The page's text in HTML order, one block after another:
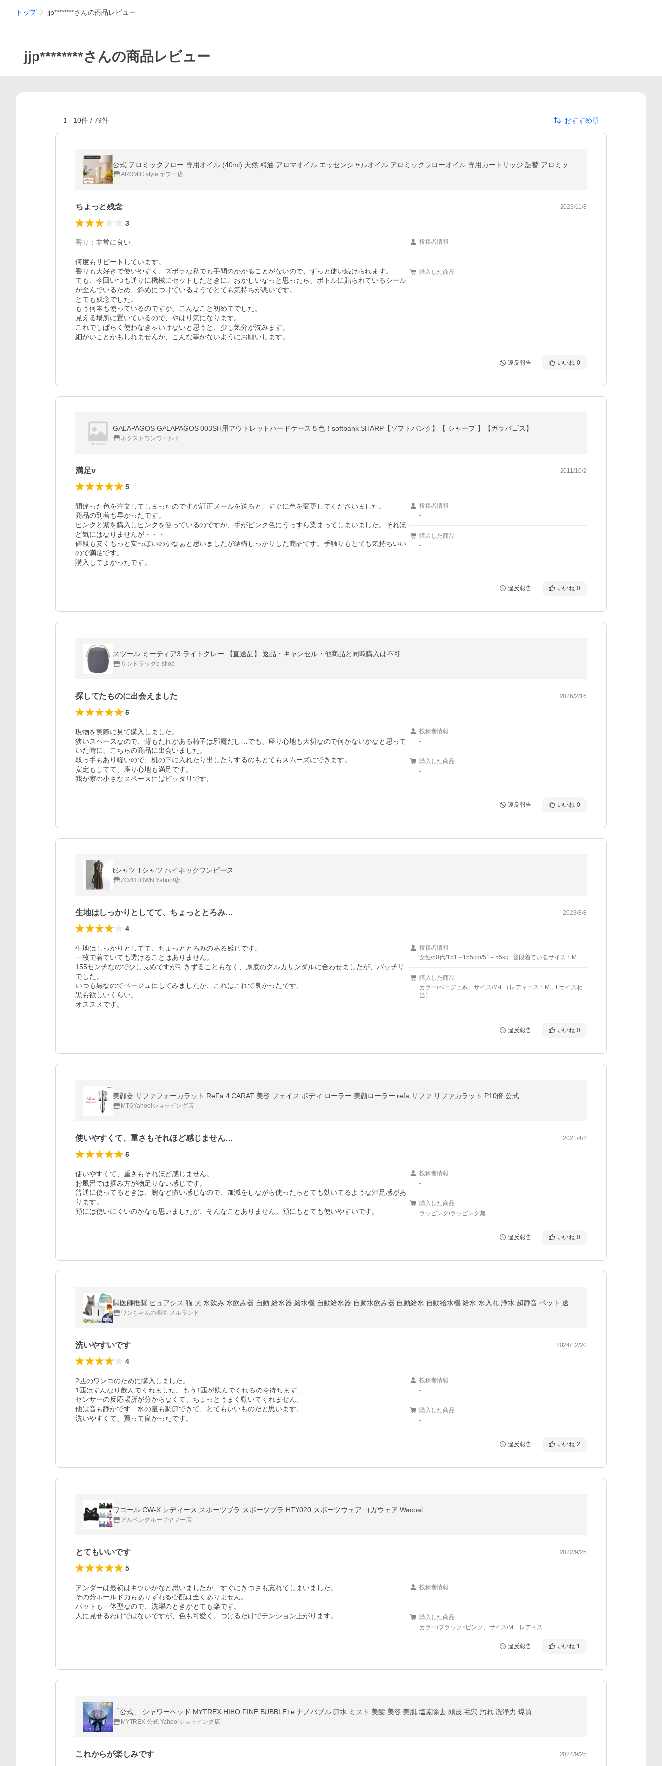
トップ jjp********さんの商品レビュー
jjp********さんの商品レビュー
1 - 10件 / 79件 おすすめ順
AROMIC style ヤフー店
ちょっと残念 2023/11/8
3
香り ： 非常に良い
何度もリピートしています。
香りも大好きで使いやすく、ズボラな私でも手間のかかることがないので、ずっと使い続けられます。
ても、今回いつも通りに機械にセットしたときに、おかしいなっと思ったら、ボトルに貼られているシール
が歪んでいるため、斜めにつけているようでとても気持ちが悪いです。
とても残念でした。
もう何本も使っているのですが、こんなこと初めてでした。
見える場所に置いているので、やはり気になります。
これでしぱらく使わなきゃいけないと思うと、少し気分が沈みます。
細かいことかもしれませんが、こんな事がないようにお願いします。
投稿者情報
-
購入した商品
-
違反報告 いいね 0
GALAPAGOS GALAPAGOS 003SH用アウトレットハードケース５色！softbank SHARP【ソフトバンク】【 シャープ 】【ガラパゴス】
ネクストワンワールド
満足v 2011/10/2
5
間違った色を注文してしまったのですが訂正メールを送ると、すぐに色を変更してくださいました。
商品の到着も早かったです。
ピンクと紫を購入しピンクを使っているのですが、手がピンク色にうっすら染まってしまいました。それほ
ど気にはなりませんが・・・
値段も安くもっと安っぽいのかなぁと思いましたが結構しっかりした商品です。手触りもとても気持ちいい
ので満足です。
購入してよかったです。
投稿者情報
-
購入した商品
-
違反報告 いいね 0
スツール ミーティア3 ライトグレー 【直送品】 返品・キャンセル・他商品と同時購入は不可
サンドラッグe-shop
探してたものに出会えました 2026/2/16
5
現物を実際に見て購入しました。
狭いスペースなので、背もたれがある椅子は邪魔だし…でも、座り心地も大切なので何かないかなと思って
いた時に、こちらの商品に出会いました。
取っ手もあり軽いので、机の下に入れたり出したりするのもとてもスムーズにできます。
安定もしてて、座り心地も満足です。
我が家の小さなスペースにはピッタリです。
投稿者情報
-
購入した商品
-
違反報告 いいね 0
tシャツ Tシャツ ハイネックワンピース
ZOZOTOWN Yahoo!店
生地はしっかりとしてて、ちょっととろみ… 2023/8/8
4
生地はしっかりとしてて、ちょっととろみのある感じです。
一枚で着ていても透けることはありません。
155センチなので少し長めですが引きずることもなく、厚底のグルカサンダルに合わせましたが、バッチリ
でした。
いつも黒なのでベージュにしてみましたが、これはこれで良かったです。
黒も欲しいくらい。
オススメです。
投稿者情報
女性/50代/151～155cm/51～55kg
普段着ているサイズ：M
購入した商品
カラー/ベージュ系、サイズ/M-L（レディース：M，Lサイズ相
当）
違反報告 いいね 0
美顔器 リファフォーカラット ReFa 4 CARAT 美容 フェイス ボディ ローラー 美顔ローラー refa リファ リファカラット P10倍 公式
MTGYahoo!ショッピング店
使いやすくて、重さもそれほど感じません… 2021/4/2
5
使いやすくて、重さもそれほど感じません。
お風呂では掴み方が物足りない感じです。
普通に使ってるときは、腕など痛い感じなので、加減をしながら使ったらとても効いてるような満足感があ
ります。
顔には使いにくいのかなも思いましたが、そんなことありません。顔にもとても使いやすいです。
投稿者情報
-
購入した商品
ラッピング/ラッピング無
違反報告 いいね 0
ワンちゃんの楽園 メルランド
洗いやすいです 2024/12/20
4
2匹のワンコのために購入しました。
1匹はすんなり飲んでくれました。もう1匹が飲んでくれるのを待ちます。
センサーの反応場所が分からなくて、ちょっとうまく動いてくれません。
他は音も静かです、水の量も調節できて、とてもいいものだと思います。
洗いやすくて、買って良かったです。
投稿者情報
-
購入した商品
-
違反報告 いいね 2
ワコール CW-X レディース スポーツブラ スポーツブラ HTY020 スポーツウェア ヨガウェア Wacoal
アルペングループヤフー店
とてもいいです 2022/9/25
5
アンダーは最初はキツいかなと思いましたが、すぐにきつさも忘れてしまいました。
その分ホールド力もありずれる心配は全くありません。
パットも一体型なので、洗濯のときがとても楽です。
人に見せるわけではないですが、色も可愛く、つけるだけでテンション上がります。
投稿者情報
-
購入した商品
カラー/ブラック×ピンク、サイズ/M レディス
違反報告 いいね 1
「公式」 シャワーヘッド MYTREX HIHO FINE BUBBLE+e ナノバブル 節水 ミスト 美髪 美容 美肌 塩素除去 頭皮 毛穴 汚れ 洗浄力 爆買
MYTREX 公式 Yahoo!ショッピング店
これからが楽しみです 2024/9/25